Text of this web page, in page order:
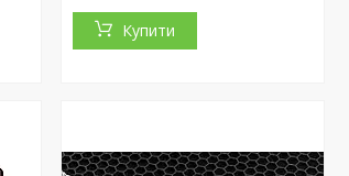
Купити